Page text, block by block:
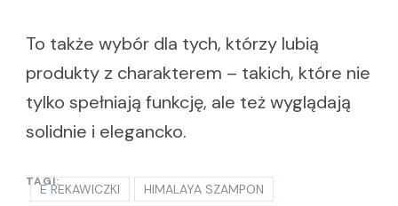
To także wybór dla tych, którzy lubią
produkty z charakterem – takich, które nie
tylko spełniają funkcję, ale też wyglądają
solidnie i elegancko.
TAGI:
E REKAWICZKI
HIMALAYA SZAMPON